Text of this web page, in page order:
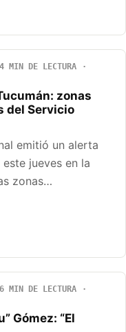
4 MIN DE LECTURA
zonas
del Servicio
emitió un alerta
jueves en la
zonas…
6 MIN DE LECTURA
Gómez: “El